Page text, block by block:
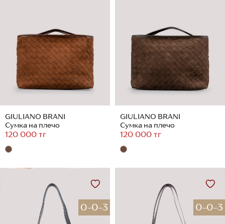
GIULIANO BRANI
Сумка на плечо
120 000 тг
GIULIANO BRANI
Сумка на плечо
120 000 тг
0-0-3 0-0-3